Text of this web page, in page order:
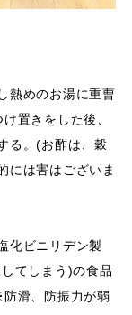
熱めのお湯に重曹
置きをした後、
る。(お酢は、穀
には害はございま
化ビニリデン製
てしまう)の食品
滑、防振力が弱